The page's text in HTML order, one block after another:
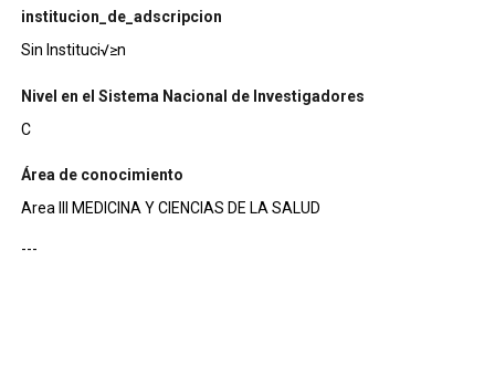
institucion_de_adscripcion
Sin Instituci√≥n
Nivel en el Sistema Nacional de Investigadores
C
Área de conocimiento
Area III MEDICINA Y CIENCIAS DE LA SALUD
---